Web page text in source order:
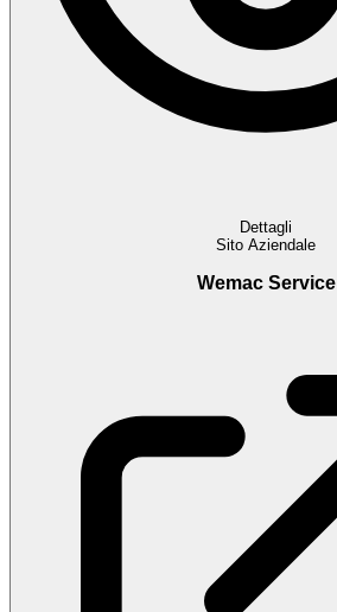
Dettagli
Sito Aziendale
Wemac Service